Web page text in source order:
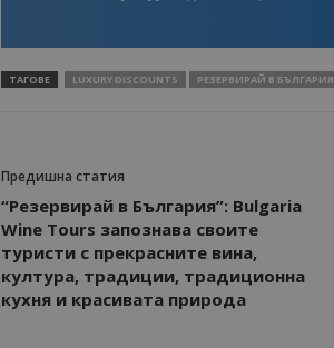
ТАГОВЕ LUXURY DISCOUNTS РЕЗЕРВИРАЙ В БЪЛГАРИЯ
Предишна статия
“Резервирай в България”: Bulgaria
Wine Tours запознава своите
туристи с прекрасните вина,
култура, традиции, традиционна
кухня и красивата природа